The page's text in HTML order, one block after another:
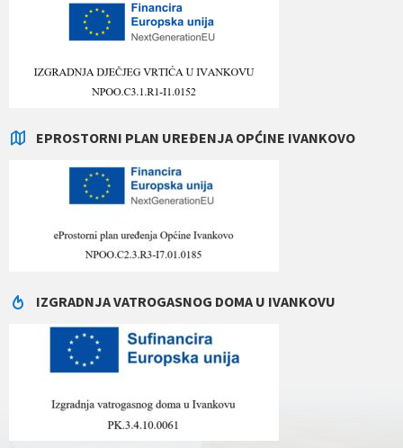
EPROSTORNI PLAN UREĐENJA OPĆINE IVANKOVO
IZGRADNJA VATROGASNOG DOMA U IVANKOVU